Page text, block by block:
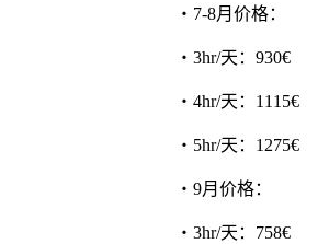
・7-8月价格：
・3hr/天：930€
・4hr/天：1115€
・5hr/天：1275€
・9月价格：
・3hr/天：758€